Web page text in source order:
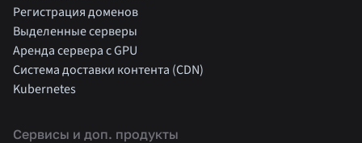
Регистрация доменов
Выделенные серверы
Аренда сервера с GPU
Система доставки контента (CDN)
Kubernetes
Cервисы и доп. продукты